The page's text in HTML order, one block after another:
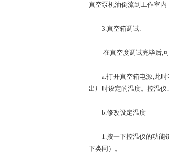
真空泵机油倒流到工作室内
3.真空箱调试:
在真空度调试完毕后,可
a.打开真空箱电源,此时
出厂时设定的温度。控温仪
b.修改设定温度
1.按一下控温仪的功能键
下类同）。